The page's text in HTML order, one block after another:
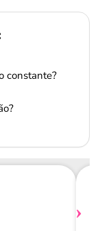
constante?